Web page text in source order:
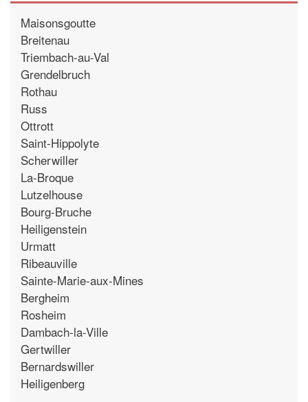
Maisonsgoutte
Breitenau
Triembach-au-Val
Grendelbruch
Rothau
Russ
Ottrott
Saint-Hippolyte
Scherwiller
La-Broque
Lutzelhouse
Bourg-Bruche
Heiligenstein
Urmatt
Ribeauville
Sainte-Marie-aux-Mines
Bergheim
Rosheim
Dambach-la-Ville
Gertwiller
Bernardswiller
Heiligenberg